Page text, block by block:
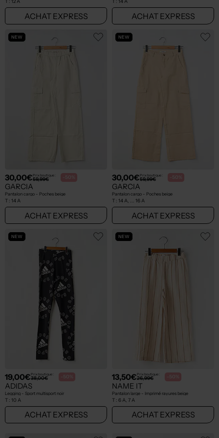
T : 12 A
ACHAT EXPRESS
T : 14 A
ACHAT EXPRESS
NEW
30,00€Prix boutique :
59,99€ -50%
GARCIA
Pantalon cargo - Poches beige
T : 14 A
ACHAT EXPRESS
NEW
30,00€Prix boutique :
59,99€ -50%
GARCIA
Pantalon cargo - Poches beige
T : 14 A, ... 16 A
ACHAT EXPRESS
NEW
19,00€Prix boutique :
38,00€ -50%
ADIDAS
Legging - Sport multisport noir
T : 10 A
ACHAT EXPRESS
NEW
13,50€Prix boutique :
26,99€ -50%
NAME IT
Pantalon large - Imprimé rayures beige
T : 6 A, 7 A
ACHAT EXPRESS